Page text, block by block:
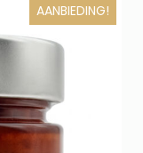
AANBIEDING!